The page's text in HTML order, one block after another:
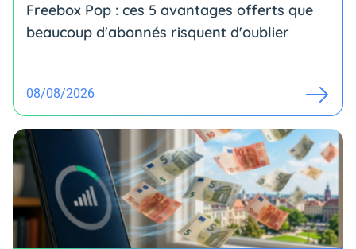
Freebox Pop : ces 5 avantages offerts que
beaucoup d'abonnés risquent d'oublier
08/08/2026